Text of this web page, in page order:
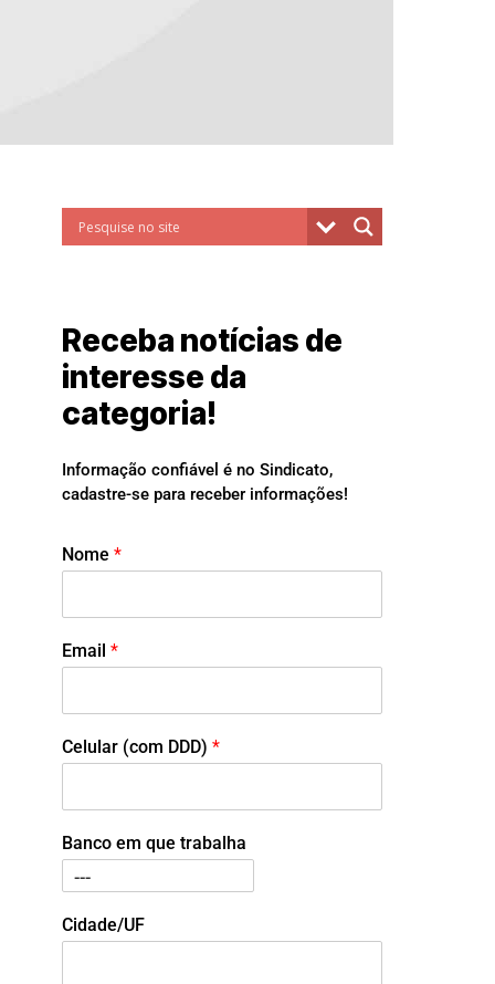
Receba notícias de
interesse da
categoria!
Informação confiável é no Sindicato,
cadastre-se para receber informações!
Nome *
Email *
Celular (com DDD) *
Banco em que trabalha
Cidade/UF